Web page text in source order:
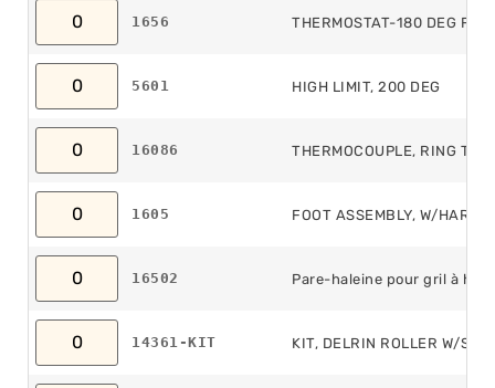
1656 THERMOSTAT-180 DEG F
5601 HIGH LIMIT, 200 DEG
16086 THERMOCOUPLE, RING
1605 FOOT ASSEMBLY, W/
16502 Pare-haleine pour gril à
14361-KIT KIT, DELRIN ROLLER W/